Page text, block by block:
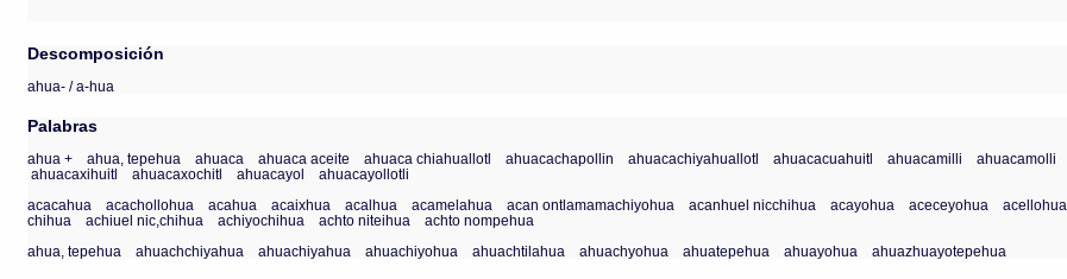
Descomposición
ahua- / a-hua
Palabras
ahua + ahua, tepehua ahuaca ahuaca aceite ahuaca chiahuallotl ahuacachapollin ahuacachiyahuallotl ahuacacuahuitl ahuacamilli ahuacamolli
ahuacaxihuitl
ahuacaxochitl ahuacayol
ahuacayollotli
acacahua
acachollohua acahua acaixhua acalhua acamelahua acan ontlamamachiyohua acanhuel nicchihua acayohua aceceyohua acellohua
chihua
achiuel nic,chihua achiyochihua achto niteihua
achto nompehua
ahua, tepehua
ahuachchiyahua ahuachiyahua ahuachiyohua ahuachtilahua ahuachyohua ahuatepehua ahuayohua ahuazhuayotepehua